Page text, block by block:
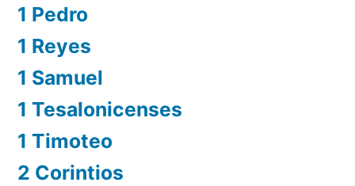
1 Pedro
1 Reyes
1 Samuel
1 Tesalonicenses
1 Timoteo
2 Corintios